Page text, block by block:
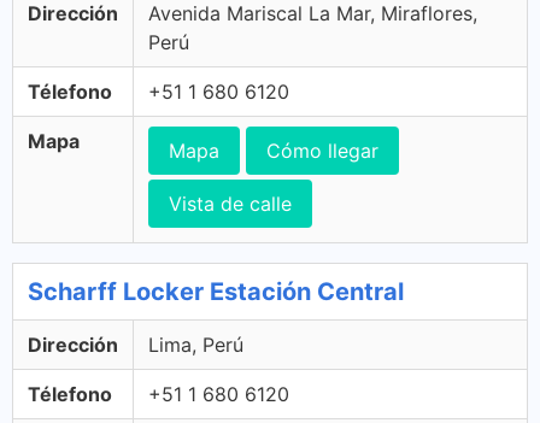
Dirección
Avenida Mariscal La Mar, Miraflores,
Perú
Télefono +51 1 680 6120
Mapa Mapa Cómo llegar
Vista de calle
Scharff Locker Estación Central
Dirección Lima, Perú
Télefono +51 1 680 6120